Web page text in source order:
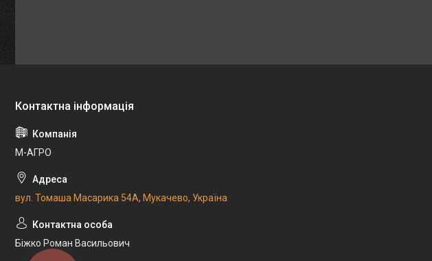
М-АГРО
вул. Томаша Масарика 54А, Мукачево, Україна
Біжко Роман Васильович